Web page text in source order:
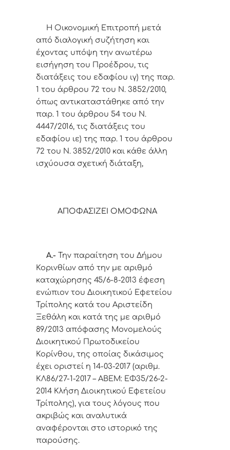
Η Οικονομική Επιτροπή μετά
από διαλογική συζήτηση και
έχοντας υπόψη την ανωτέρω
εισήγηση του Προέδρου, τις
διατάξεις του εδαφίου ιγ) της παρ.
1 του άρθρου 72 του Ν. 3852/2010,
όπως αντικαταστάθηκε από την
παρ. 1 του άρθρου 54 του Ν.
4447/2016, τις διατάξεις του
εδαφίου ιε) της παρ. 1 του άρθρου
72 του Ν. 3852/2010 και κάθε άλλη
ισχύουσα σχετική διάταξη,
ΑΠΟΦΑΣΙΖΕΙ ΟΜΟΦΩΝΑ
Α.- Την παραίτηση του Δήμου
Κορινθίων από την με αριθμό
καταχώρησης 45/6-8-2013 έφεση
ενώπιον του Διοικητικού Εφετείου
Τρίπολης κατά του Αριστείδη
Ξεθάλη και κατά της με αριθμό
89/2013 απόφασης Μονομελούς
Διοικητικού Πρωτοδικείου
Κορίνθου, της οποίας δικάσιμος
έχει οριστεί η 14-03-2017 (αριθμ.
ΚΛ86/27-1-2017 – ΑΒΕΜ: ΕΦ35/26-2-
2014 Κλήση Διοικητικού Εφετείου
Τρίπολης), για τους λόγους που
ακριβώς και αναλυτικά
αναφέρονται στο ιστορικό της
παρούσης.